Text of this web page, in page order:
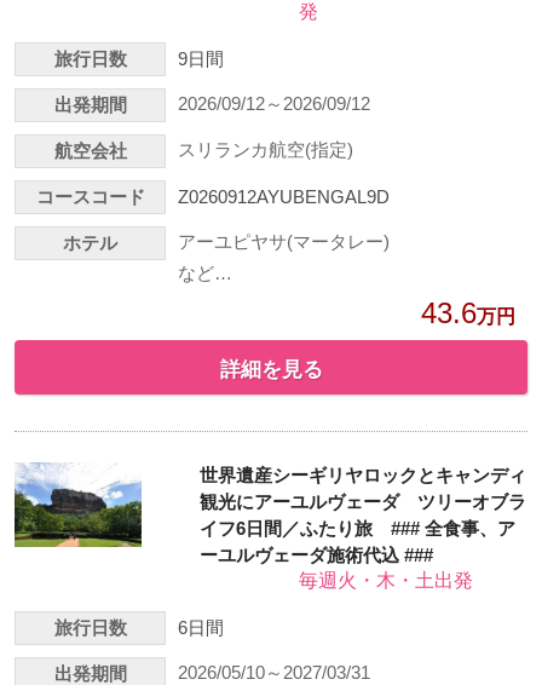
発
旅行日数 9日間
出発期間 2026/09/12～2026/09/12
航空会社 スリランカ航空(指定)
コースコード Z0260912AYUBENGAL9D
ホテル
アーユピヤサ(マータレー)
など…
43.6万円
詳細を見る
世界遺産シーギリヤロックとキャンディ
観光にアーユルヴェーダ ツリーオブラ
イフ6日間／ふたり旅 ### 全食事、ア
ーユルヴェーダ施術代込 ###
毎週火・木・土出発
旅行日数 6日間
出発期間 2026/05/10～2027/03/31